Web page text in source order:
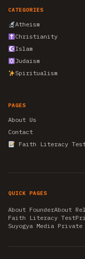
CATEGORIES
Atheism
Christianity
Islam
Judaism
Spiritualism
PAGES
About Us
Contact
Faith Literacy
QUICK PAGES
About FounderAbout
Faith Literacy Test
Suyogya Media